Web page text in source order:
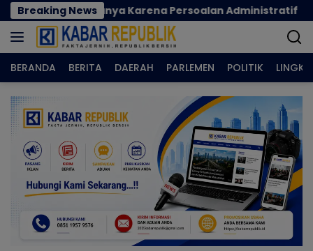
Langsung
ke
konten
Breaking News
Korban Hanya Karena Persoalan Administratif
BERANDA BERITA DAERAH PARLEMEN POLITIK